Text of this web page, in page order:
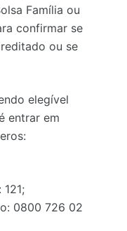
Família ou
confirmar se
ou se
elegível
entrar em
0800 726 02